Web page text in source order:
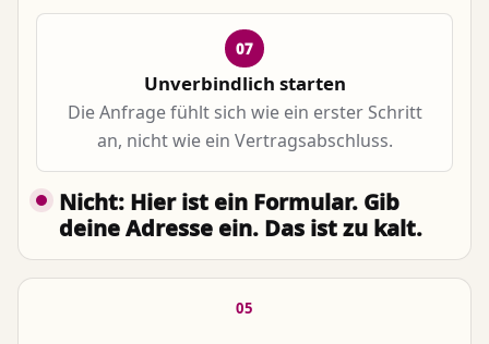
07
Unverbindlich starten
Die Anfrage fühlt sich wie ein erster Schritt
an, nicht wie ein Vertragsabschluss.
Nicht: Hier ist ein Formular. Gib
deine Adresse ein. Das ist zu kalt.
05